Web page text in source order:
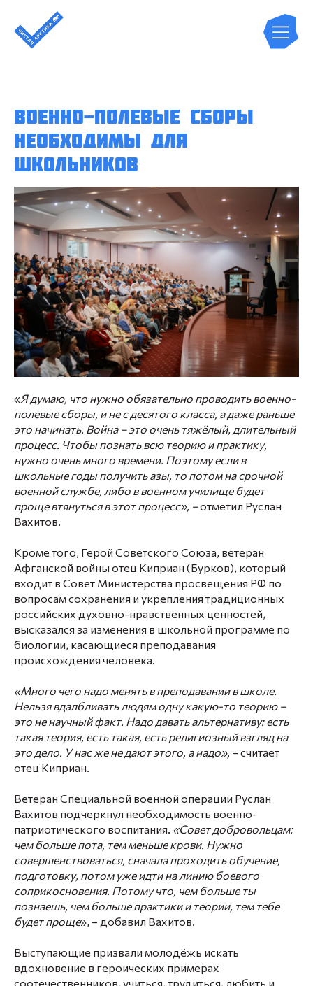
Военно-полевые сборы
необходимы для
школьников
«Я думаю, что нужно обязательно проводить военно-
полевые сборы, и не с десятого класса, а даже раньше
это начинать. Война – это очень тяжёлый, длительный
процесс. Чтобы познать всю теорию и практику,
нужно очень много времени. Поэтому если в
школьные годы получить азы, то потом на срочной
военной службе, либо в военном училище будет
проще втянуться в этот процесс», –отметил Руслан
Вахитов.
Кроме того, Герой Советского Союза, ветеран
Афганской войны отец Киприан (Бурков), который
входит в Совет Министерства просвещения РФ по
вопросам сохранения и укрепления традиционных
российских духовно-нравственных ценностей,
высказался за изменения в школьной программе по
биологии, касающиеся преподавания
происхождения человека.
«Много чего надо менять в преподавании в школе.
Нельзя вдалбливать людям одну какую-то теорию –
это не научный факт. Надо давать альтернативу: есть
такая теория, есть такая, есть религиозный взгляд на
это дело. У нас же не дают этого, а надо», – считает
отец Киприан.
Ветеран Специальной военной операции Руслан
Вахитов подчеркнул необходимость военно-
патриотического воспитания. «Совет добровольцам:
чем больше пота, тем меньше крови. Нужно
совершенствоваться, сначала проходить обучение,
подготовку, потом уже идти на линию боевого
соприкосновения. Потому что, чем больше ты
познаешь, чем больше практики и теории, тем тебе
будет проще», – добавил Вахитов.
Выступающие призвали молодёжь искать
вдохновение в героических примерах
соотечественников, учиться, трудиться, любить и